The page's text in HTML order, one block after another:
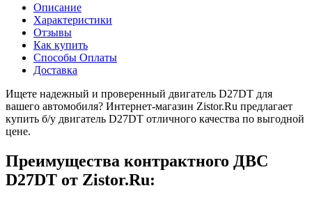
Описание
Характеристики
Отзывы
Как купить
Способы Оплаты
Доставка
Ищете надежный и проверенный двигатель D27DT для
вашего автомобиля? Интернет-магазин Zistor.Ru предлагает
купить б/у двигатель D27DT отличного качества по выгодной
цене.
Преимущества контрактного ДВС
D27DT от Zistor.Ru: